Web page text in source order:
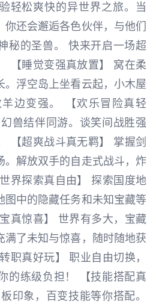
轻松爽快的异世界之旅。当
还会邂逅各色伙伴，与他们
秘的圣兽。 快来开启一场超
【睡觉变强真放置】 窝在柔
。浮空岛上坐看云起，小木屋
边变强。 【欢乐冒险真轻
兽结伴同游。谈笑间战胜强
【超爽战斗真无羁】 掌握剑
。解放双手的自走式战斗，炸
界探索真自由】 探索国度地
图中的隐藏任务和未知宝藏等
真惊喜】 世界有多大，宝藏
满了未知与惊喜，随时随地获
职真好玩】 职业自由切换，
的练级负担！ 【技能搭配真
印象，百变技能等你搭配。